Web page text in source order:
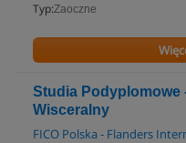
Typ:Zaoczne
Studia Podyplomowe
Wisceralny
FICO Polska - Flanders